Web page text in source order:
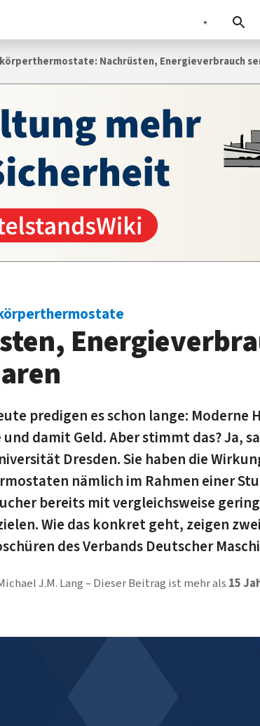
Nachrüsten, Energieverbrauch
predigen es schon lange:
damit Geld. Aber stimmt das? Ja,
Dresden. Sie haben die
nämlich im Rahmen einer
bereits mit vergleichsweise
Wie das konkret geht, zeigen
des Verbands Deutscher
J.M. Lang Dieser Beitrag ist mehr als 15